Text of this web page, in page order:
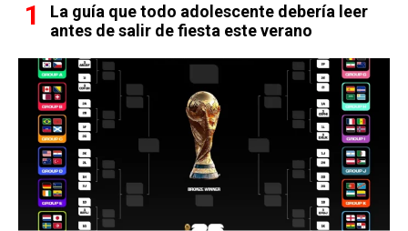
La guía que todo adolescente debería leer
antes de salir de fiesta este verano